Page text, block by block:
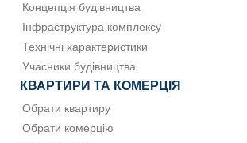
Концепція будівництва
Інфраструктура комплексу
Технічні характеристики
Учасники будівництва
КВАРТИРИ ТА КОМЕРЦІЯ
Обрати квартиру
Обрати комерцію